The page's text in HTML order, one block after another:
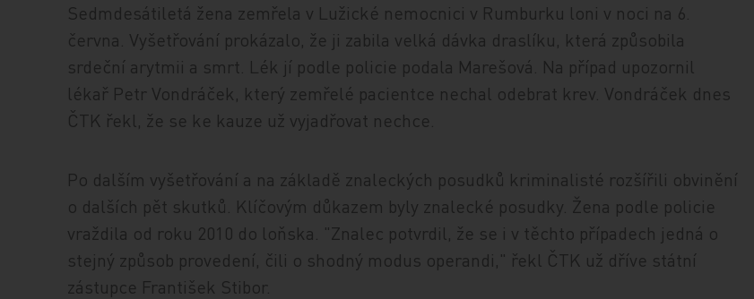
Sedmdesátiletá žena zemřela v Lužické nemocnici v Rumburku loni v noci na 6.
června. Vyšetřování prokázalo, že ji zabila velká dávka draslíku, která způsobila
srdeční arytmii a smrt. Lék jí podle policie podala Marešová. Na případ upozornil
lékař Petr Vondráček, který zemřelé pacientce nechal odebrat krev. Vondráček dnes
ČTK řekl, že se ke kauze už vyjadřovat nechce.
Po dalším vyšetřování a na základě znaleckých posudků kriminalisté rozšířili obvinění
o dalších pět skutků. Klíčovým důkazem byly znalecké posudky. Žena podle policie
vraždila od roku 2010 do loňska. "Znalec potvrdil, že se i v těchto případech jedná o
stejný způsob provedení, čili o shodný modus operandi," řekl ČTK už dříve státní
zástupce František Stibor.